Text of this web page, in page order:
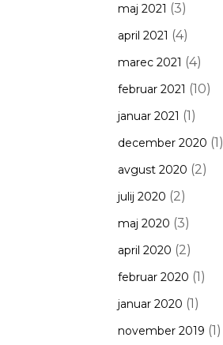
maj 2021 (3)
april 2021 (4)
marec 2021 (4)
februar 2021 (10)
januar 2021 (1)
december 2020 (1)
avgust 2020 (2)
julij 2020 (2)
maj 2020 (3)
april 2020 (2)
februar 2020 (1)
januar 2020 (1)
november 2019 (1)